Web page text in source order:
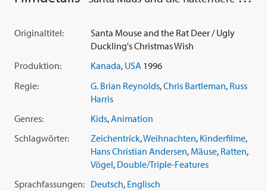
Originaltitel:
Santa Mouse and the Rat Deer / Ugly
Duckling's Christmas Wish
Produktion:
Kanada, USA 1996
Regie:
G. Brian Reynolds,Chris Bartleman, Russ
Harris
Genres:
Kids,Animation
Schlagwörter:
Zeichentrick,Weihnachten, Kinderfilme,
Hans Christian Andersen, Mäuse, Ratten,
Vögel, Double/Triple-Features
Sprachfassungen: Deutsch, Englisch